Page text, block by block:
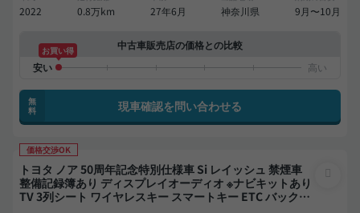
2022 0.8万km 27年6月 神奈川県 9月〜10月
中古車販売店の価格との比較
お買い得
無
料
現車確認を問い合わせる
価格交渉OK
トヨタ ノア 50周年記念特別仕様車 Si レイッシュ 禁煙車
整備記録簿あり ディスプレイオーディオ ※ナビキットあり
TV 3列シート ワイヤレスキー スマートキー ETC バックモ